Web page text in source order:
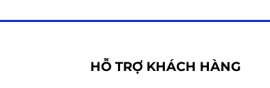
HỖ TRỢ KHÁCH HÀNG